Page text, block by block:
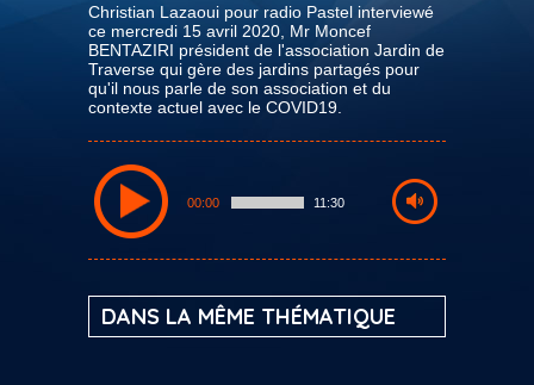
Christian Lazaoui pour radio Pastel interviewé
ce mercredi 15 avril 2020, Mr Moncef
BENTAZIRI président de l'association Jardin de
Traverse qui gère des jardins partagés pour
qu'il nous parle de son association et du
contexte actuel avec le COVID19.
00:00 11:30
DANS LA MÊME THÉMATIQUE